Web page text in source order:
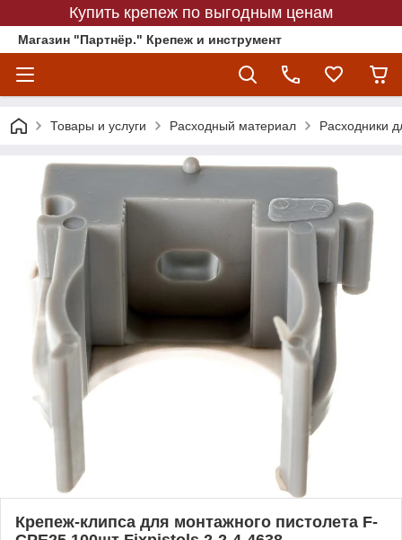
Купить крепеж по выгодным ценам
Магазин "Партнёр." Крепеж и инструмент
Товары и услуги Расходный материал Расходники
Крепеж-клипса для монтажного пистолета F-